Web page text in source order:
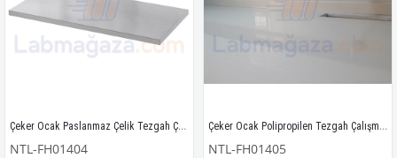
Çeker Ocak Paslanmaz Çelik Tezgah Çalışma Yüzeyi
NTL-FH01404
Çeker Ocak Polipropilen Tezgah Çalışma Yüzeyi
NTL-FH01405